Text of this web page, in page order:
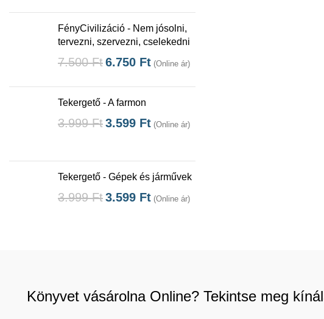
FényCivilizáció - Nem jósolni,
tervezni, szervezni, cselekedni
7.500Ft6.750 Ft (Online ár)
Tekergető - A farmon
3.999Ft3.599 Ft (Online ár)
Tekergető - Gépek és járművek
3.999Ft3.599 Ft (Online ár)
Könyvet vásárolna Online? Tekintse meg